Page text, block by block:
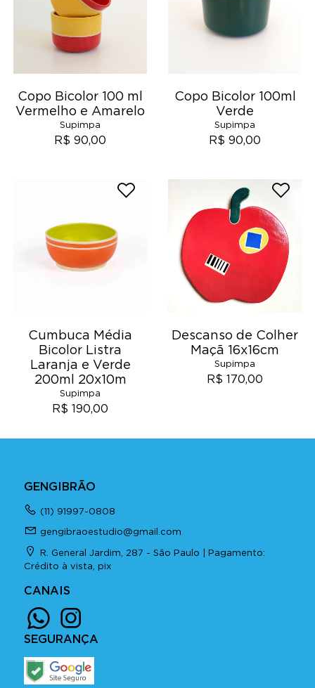
Copo Bicolor 100 ml
Vermelho e Amarelo
Supimpa
R$ 90,00
Copo Bicolor 100ml
Verde
Supimpa
R$ 90,00
Cumbuca Média
Bicolor Listra
Laranja e Verde
200ml 20x10m
Supimpa
R$ 190,00
Descanso de Colher
Maçã 16x16cm
Supimpa
R$ 170,00
GENGIBRÃO
(11) 91997-0808
gengibraoestudio@gmail.com
R. General Jardim, 287 - São Paulo | Pagamento:
Crédito à vista, pix
CANAIS
SEGURANÇA